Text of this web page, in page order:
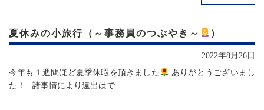
夏休みの小旅行（～事務員のつぶやき～ ）
2022年8月26日
今年も１週間ほど夏季休暇を頂きました
ありがとうございまし
た！ 諸事情により遠出はで…